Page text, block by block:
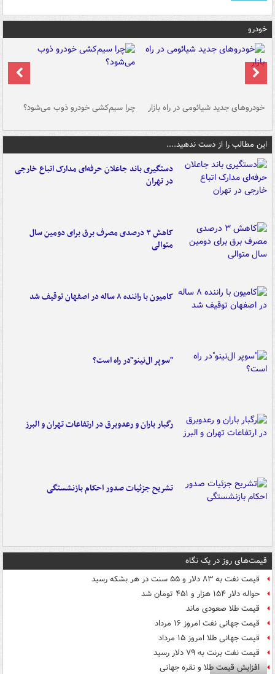
خودرو
خودروهای جدید شیائومی در راه بازار چرا سیم‌کشی خودرو ذوب می‌شود؟
این مطالب را از دست ندهید....
دستگیری باند جاعلان حرفه‌ای مدارک اتباع خارجی
در تهران
کاهش ۳ درصدی مصرف برق برای دومین سال
متوالی
کامیون با راننده ۸ ساله در اصفهان توقیف شد
"سوپر ال‌نینو"در راه است؟
رگبار باران و رعدوبرق در ارتفاعات تهران و البرز
تشریح جزئیات صدور احکام بازنشستگی
قیمت‌های روز در یک نگاه
قیمت نفت به ۸۳ دلار و ۵۵ سنت در هر بشکه رسید
حواله دلار ۱۵۴ هزار و ۴۵۱ تومان شد
قیمت طلا صعودی ماند
قیمت جهانی نفت امروز ۱۶ مرداد
قیمت جهانی طلا امروز ۱۵ مرداد
قیمت نفت برنت به ۷۹ دلار رسید
افزایش قیمت طلا و نقره جهانی